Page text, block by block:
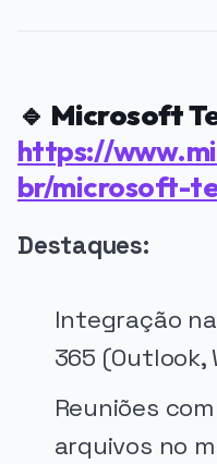
🔹 Microsoft
https://
br/microsoft-
Destaques:
Integração
365 (Outlook,
Reuniões
arquivos no